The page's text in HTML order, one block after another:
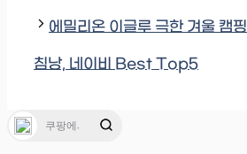
에밀리온 이글루 극한 겨울 캠핑
침낭, 네이비 Best Top5